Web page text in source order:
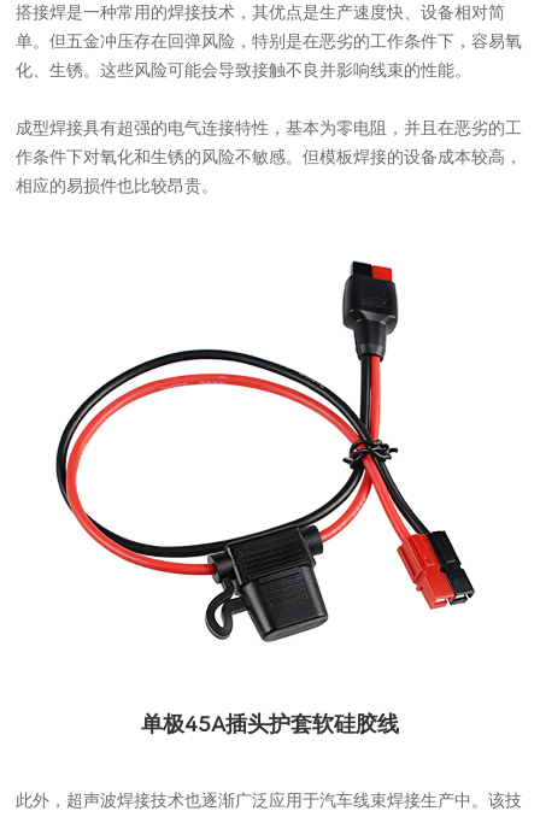
搭接焊是一种常用的焊接技术，其优点是生产速度快、设备相对简
单。但五金冲压存在回弹风险，特别是在恶劣的工作条件下，容易氧
化、生锈。这些风险可能会导致接触不良并影响线束的性能。
成型焊接具有超强的电气连接特性，基本为零电阻，并且在恶劣的工
作条件下对氧化和生锈的风险不敏感。但模板焊接的设备成本较高，
相应的易损件也比较昂贵。
单极45A插头护套软硅胶线
此外，超声波焊接技术也逐渐广泛应用于汽车线束焊接生产中。该技